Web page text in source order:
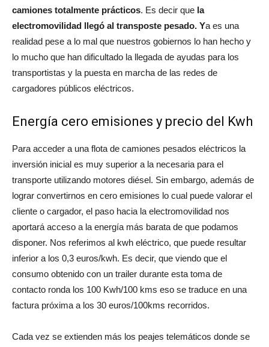
camiones totalmente prácticos. Es decir que la
electromovilidad llegó al transposte pesado. Ya es una
realidad pese a lo mal que nuestros gobiernos lo han hecho y
lo mucho que han dificultado la llegada de ayudas para los
transportistas y la puesta en marcha de las redes de
cargadores públicos eléctricos.
Energía cero emisiones y precio del Kwh
Para acceder a una flota de camiones pesados eléctricos la
inversión inicial es muy superior a la necesaria para el
transporte utilizando motores diésel. Sin embargo, además de
lograr convertirnos en cero emisiones lo cual puede valorar el
cliente o cargador, el paso hacia la electromovilidad nos
aportará acceso a la energía más barata de que podamos
disponer. Nos referimos al kwh eléctrico, que puede resultar
inferior a los 0,3 euros/kwh. Es decir, que viendo que el
consumo obtenido con un trailer durante esta toma de
contacto ronda los 100 Kwh/100 kms eso se traduce en una
factura próxima a los 30 euros/100kms recorridos.
Cada vez se extienden más los peajes telemáticos donde se